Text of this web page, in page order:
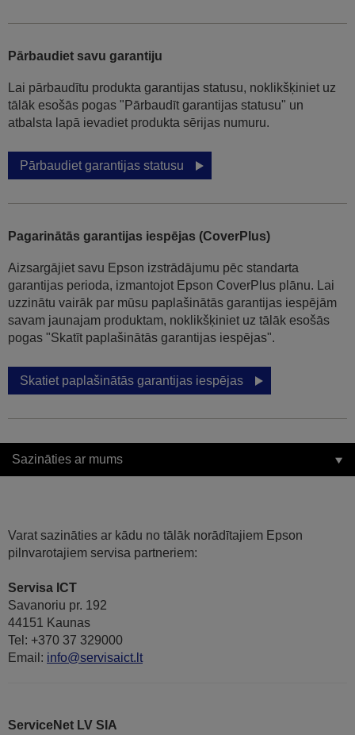
Pārbaudiet savu garantiju
Lai pārbaudītu produkta garantijas statusu, noklikšķiniet uz
tālāk esošās pogas "Pārbaudīt garantijas statusu" un
atbalsta lapā ievadiet produkta sērijas numuru.
Pārbaudiet garantijas statusu
Pagarinātās garantijas iespējas (CoverPlus)
Aizsargājiet savu Epson izstrādājumu pēc standarta
garantijas perioda, izmantojot Epson CoverPlus plānu. Lai
uzzinātu vairāk par mūsu paplašinātās garantijas iespējām
savam jaunajam produktam, noklikšķiniet uz tālāk esošās
pogas "Skatīt paplašinātās garantijas iespējas".
Skatiet paplašinātās garantijas iespējas
Sazināties ar mums
Varat sazināties ar kādu no tālāk norādītajiem Epson
pilnvarotajiem servisa partneriem:
Servisa ICT
Savanoriu pr. 192
44151 Kaunas
Tel: +370 37 329000
Email: info@servisaict.lt
ServiceNet LV SIA